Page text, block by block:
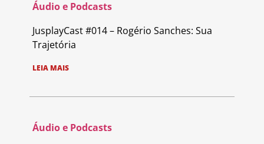
Áudio e Podcasts
JusplayCast #014 – Rogério Sanches: Sua
Trajetória
LEIA MAIS
Áudio e Podcasts